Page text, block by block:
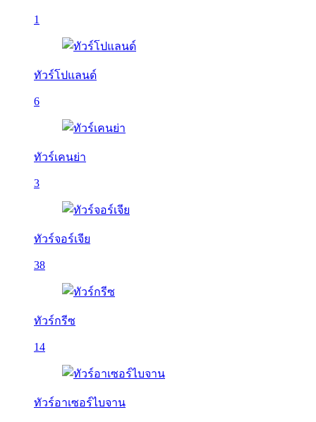
1
ทัวร์โปแลนด์
6
ทัวร์เคนย่า
3
ทัวร์จอร์เจีย
38
ทัวร์กรีซ
14
ทัวร์อาเซอร์ไบจาน